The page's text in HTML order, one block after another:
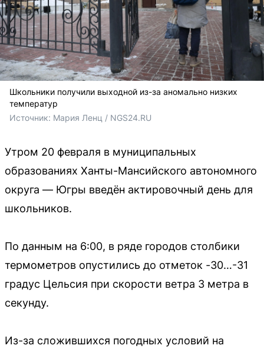
Школьники получили выходной из-за аномально низких
температур
Источник: Мария Ленц / NGS24.RU
Утром 20 февраля в муниципальных
образованиях Ханты-Мансийского автономного
округа — Югры введён актировочный день для
школьников.
По данным на 6:00, в ряде городов столбики
термометров опустились до отметок -30…-31
градус Цельсия при скорости ветра 3 метра в
секунду.
Из-за сложившихся погодных условий на